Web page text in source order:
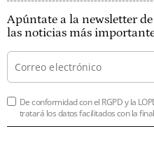
Apúntate a la newsletter
las noticias más
De conformidad con el RGPD y la
tratará los datos facilitados con la